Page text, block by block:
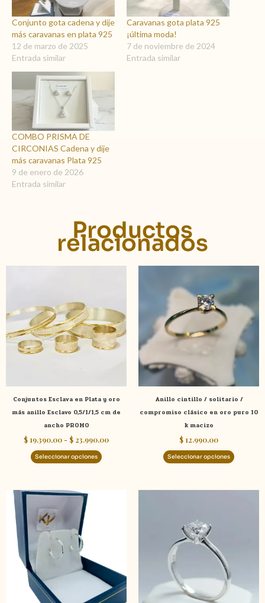
Conjunto gota cadena y dije
más caravanas en plata 925
12 de marzo de 2025
Entrada similar
Caravanas gota plata 925
¡última moda!
7 de noviembre de 2024
Entrada similar
COMBO PRISMA DE
CIRCONIAS Cadena y dije
más caravanas Plata 925
9 de enero de 2026
Entrada similar
Productos
relacionados
Conjuntos Esclava en Plata y oro
más anillo Esclavo 0,5/1/1,5 cm de
ancho PROMO
$ 19.390,00- $ 23.990,00
$ 19.390,00
hasta
$ 23.990,00
Seleccionar opciones
múltiples
variantes.
Las
opciones
elegir
en
la
de
producto
Anillo cintillo / solitario /
compromiso clásico en oro puro 10
k macizo
$ 12.990,00
Seleccionar opciones
Las
pueden
elegir
en
la
se